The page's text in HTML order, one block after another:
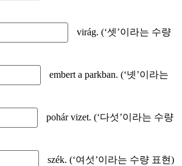
virág. (‘셋’이라는 수량
embert a parkban. (‘넷’이라는
pohár vizet. (‘다섯’이라는 수량
szék. (‘여섯’이라는 수량 표현)